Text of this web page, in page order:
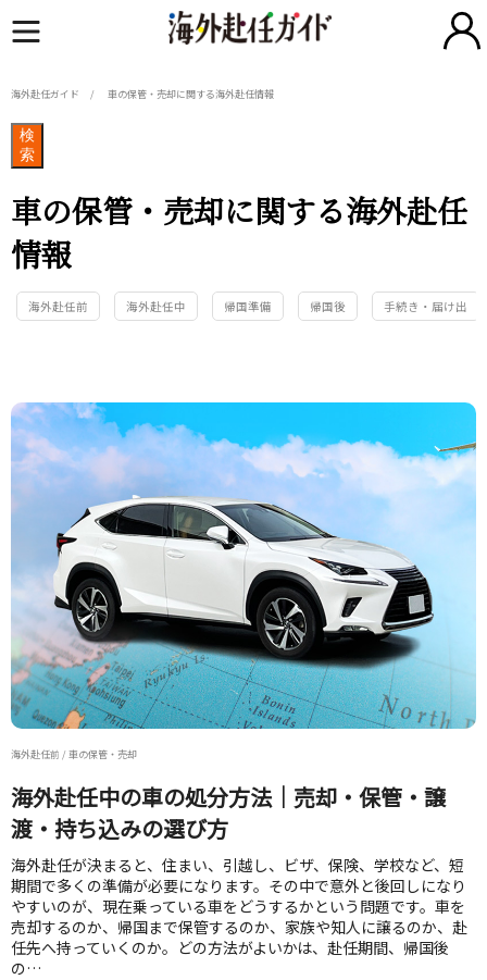
海外赴任ガイド 車の保管・売却に関する海外赴任情報
検
索
車の保管・売却に関する海外赴任
情報
海外赴任前 海外赴任中 帰国準備 帰国後 手続き・届け出
海外赴任前 / 車の保管・売却
海外赴任中の車の処分方法｜売却・保管・譲
渡・持ち込みの選び方
海外赴任が決まると、住まい、引越し、ビザ、保険、学校など、短
期間で多くの準備が必要になります。その中で意外と後回しになり
やすいのが、現在乗っている車をどうするかという問題です。車を
売却するのか、帰国まで保管するのか、家族や知人に譲るのか、赴
任先へ持っていくのか。どの方法がよいかは、赴任期間、帰国後
の…